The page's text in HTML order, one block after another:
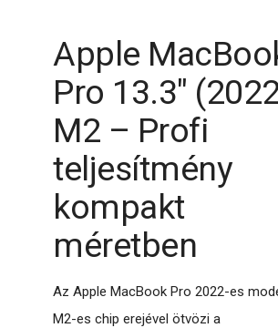
Apple
Pro 13.3"
M2 – Profi
teljesítmény
kompakt
méretben
Az Apple MacBook Pro 2022-es
M2-es chip erejével ötvözi a